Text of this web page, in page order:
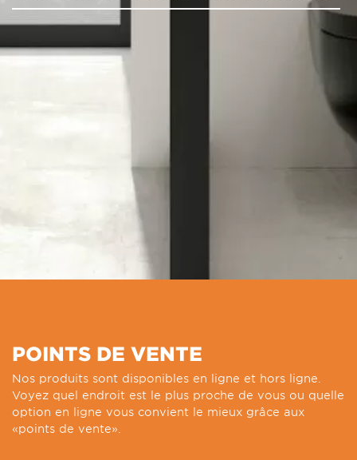
POINTS DE VENTE
Nos produits sont disponibles en ligne et hors ligne.
Voyez quel endroit est le plus proche de vous ou quelle
option en ligne vous convient le mieux grâce aux
«points de vente».